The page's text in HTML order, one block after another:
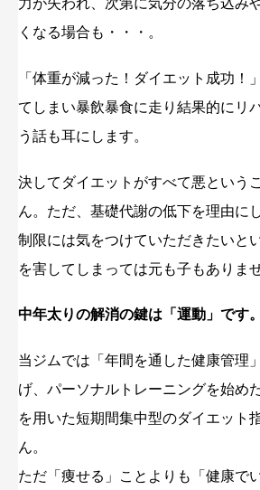
力が失われ、次第に気分の落ち込み
くなる場合も・・・。
「体重が減った！ダイエット成功！
てしまい暴飲暴食に走り結果的にリ
う話も耳にします。
決してダイエットがすべて悪という
ん。ただ、基礎代謝の低下を理由に
制限には気をつけていただきたいと
を害してしまっては元も子もありませ
中年太りの解消の鍵は「運動」です。
当ジムでは「年間を通した健康管理
げ、パーソナルトレーニングを始め
を用いた短期間集中型のダイエット
ん。
ただ「痩せる」ことよりも「健康で